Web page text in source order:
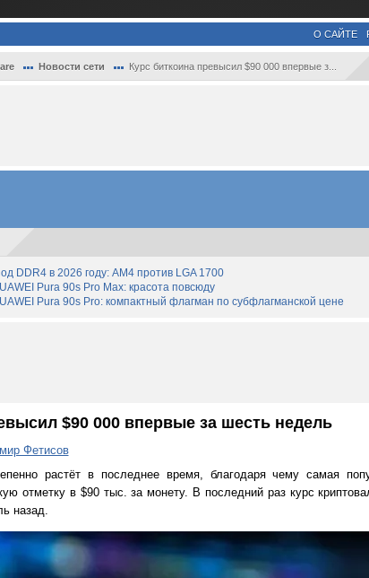
О САЙТЕ
Новости сети Курс биткоина превысил $90 000 впервые з...
DDR4 в 2026 году: AM4 против LGA 1700
Pura 90s Pro Max: красота повсюду
Pura 90s Pro: компактный флагман по субфлагманской цене
$90 000 впервые за шесть недель
Фетисов
растёт в последнее время, благодаря чему самая
отметку в $90 тыс. за монету. В последний раз курс
назад.